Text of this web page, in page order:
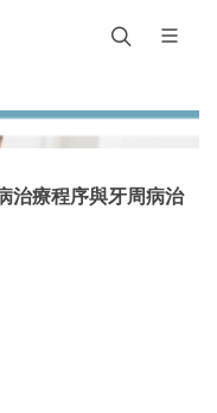
治療程序與牙周病治